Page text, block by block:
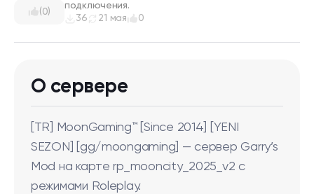
(0)
подключения.
36
21 мая 0
О сервере
[TR] MoonGaming™ [Since 2014] [YENI
SEZON] [gg/moongaming] — сервер Garry’s
Mod на карте rp_mooncity_2025_v2 с
режимами Roleplay.